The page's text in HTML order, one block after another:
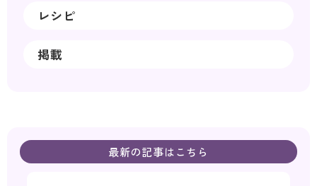
レシピ
掲載
最新の記事はこちら